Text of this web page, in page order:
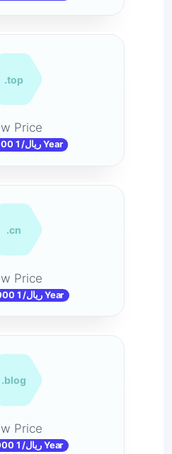
.top
Price
9,040,000 ریال/ 1 Year
.cn
Price
55,150,000 ریال/ 1 Year
.blog
Price
16,160,000 ریال/ 1 Year